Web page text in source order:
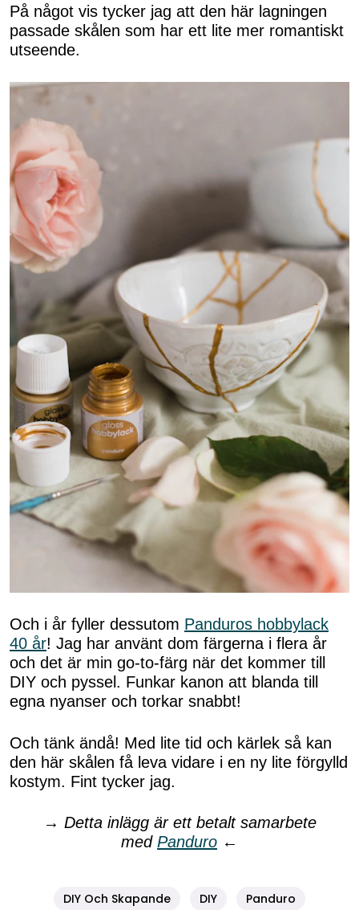
På något vis tycker jag att den här lagningen
passade skålen som har ett lite mer romantiskt
utseende.
Och i år fyller dessutom Panduros hobbylack
40 år! Jag har använt dom färgerna i flera år
och det är min go-to-färg när det kommer till
DIY och pyssel. Funkar kanon att blanda till
egna nyanser och torkar snabbt!
Och tänk ändå! Med lite tid och kärlek så kan
den här skålen få leva vidare i en ny lite förgylld
kostym. Fint tycker jag.
→ Detta inlägg är ett betalt samarbete
med Panduro ←
DIY Och Skapande DIY Panduro